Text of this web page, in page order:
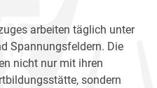
arbeiten täglich unter
Spannungsfeldern. Die
nicht nur mit ihren
sondern